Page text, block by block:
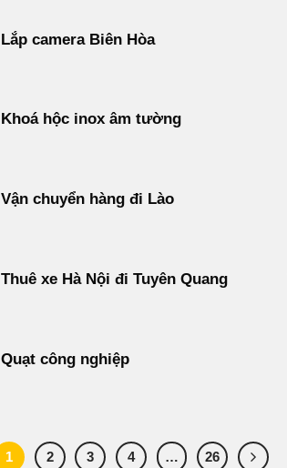
Lắp camera Biên Hòa
Khoá hộc inox âm tường
Vận chuyển hàng đi Lào
Thuê xe Hà Nội đi Tuyên Quang
Quạt công nghiệp
1 2 3 4 … 26